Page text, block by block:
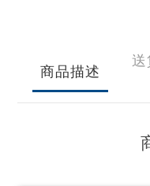
商品描述
送